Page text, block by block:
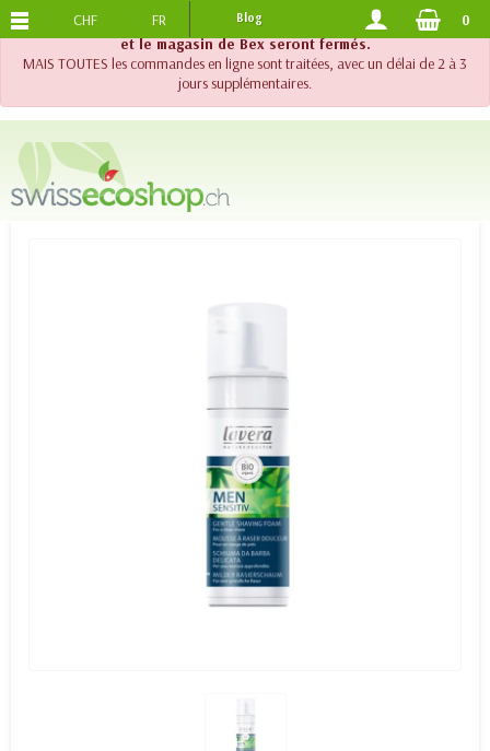
!! Important !! Jusqu'au 20 août 2026, le support téléphonique
et le magasin de Bex seront fermés.
MAIS TOUTES les commandes en ligne sont traitées, avec un délai de 2 à 3
jours supplémentaires.
PORTS OFFERTS DES 120.-
CHF FR Blog 0